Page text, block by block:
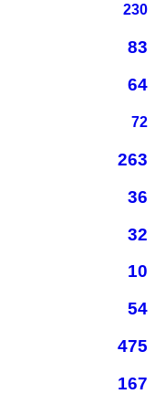
230
83
64
72
263
36
32
10
54
475
167